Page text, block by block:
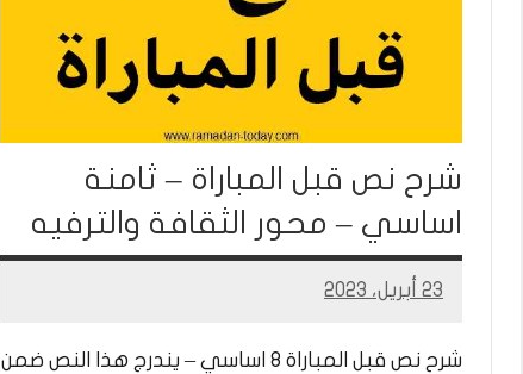
شرح نص قبل المباراة – ثامنة
اساسي – محور الثقافة والترفيه
23 أبريل، 2023
Mohamed
Ramadan
شرح نص قبل المباراة 8 اساسي – يندرج هذا النص ضمن